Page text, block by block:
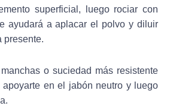
superficial, luego rociar con
ayudará a aplacar el polvo y diluir
presente.
o suciedad más resistente
apoyarte en el jabón neutro y luego